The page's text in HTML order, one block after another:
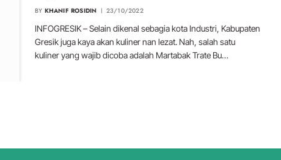
BY KHANIF ROSIDIN 23/10/2022
INFOGRESIK – Selain dikenal sebagia kota Industri, Kabupaten
Gresik juga kaya akan kuliner nan lezat. Nah, salah satu
kuliner yang wajib dicoba adalah Martabak Trate Bu…